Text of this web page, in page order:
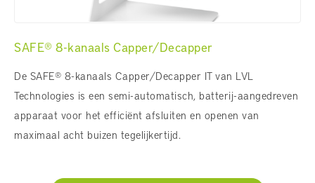
SAFE® 8-kanaals Capper/Decapper
De SAFE® 8-kanaals Capper/Decapper IT van LVL
Technologies is een semi-automatisch, batterij-aangedreven
apparaat voor het efficiënt afsluiten en openen van
maximaal acht buizen tegelijkertijd.